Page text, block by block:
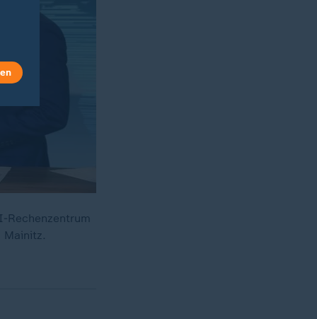
Rechenzentrum
Mainitz.